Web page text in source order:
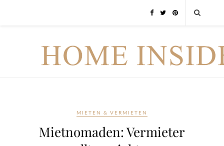
MIETEN & VERMIETEN
Mietnomaden: Vermieter